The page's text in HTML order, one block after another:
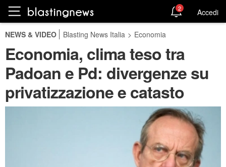
2 Accedi
NEWS & VIDEO Blasting News Italia > Economia
Economia, clima teso tra
Padoan e Pd: divergenze su
privatizzazione e catasto